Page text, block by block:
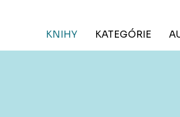
KNIHY KATEGÓRIE